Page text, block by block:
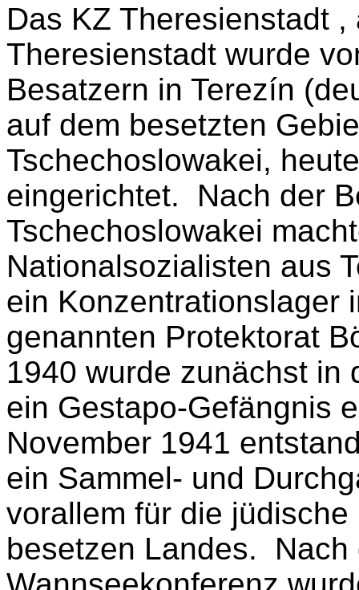
Das KZ Theresienstadt ,
Theresienstadt wurde
Besatzern in Terezín
auf dem besetzten
Tschechoslowakei,
eingerichtet. Nach der
Tschechoslowakei
Nationalsozialisten aus
ein Konzentrationslager
genannten Protektorat
1940 wurde zunächst in
ein Gestapo-Gefängnis
November 1941
ein Sammel- und
vorallem für die
besetzen Landes. Nach